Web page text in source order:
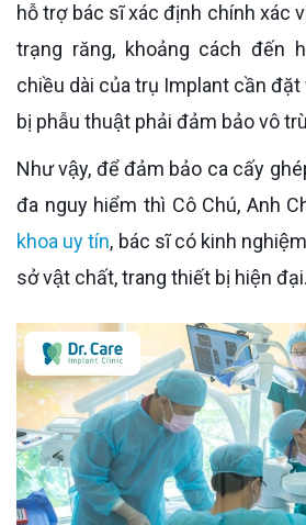
hỗ trợ bác sĩ xác định chính xác
trạng răng, khoảng cách đến
chiều dài của trụ Implant cần đặt
bị phẫu thuật phải đảm bảo vô
Như vậy, để đảm bảo ca cấy ghép xương hạn chế tối
đa nguy hiểm thì Cô Chú, Anh
khoa uy tín, bác sĩ có kinh
sở vật chất, trang thiết bị hiện đại.